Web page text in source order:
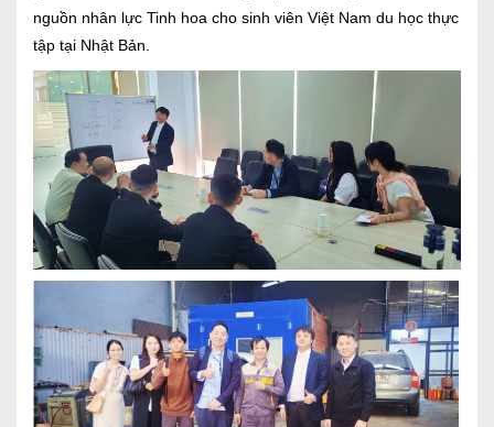
nguồn nhân lực Tinh hoa cho sinh viên Việt Nam du học thực
tập tại Nhật Bản.